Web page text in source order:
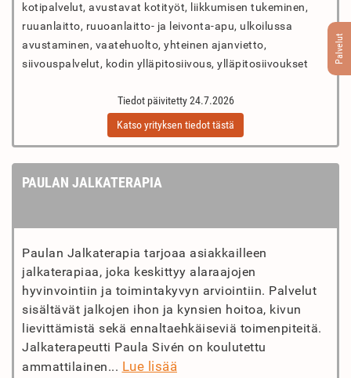
Palvelut
kotipalvelut, avustavat kotityöt, liikkumisen tukeminen,
ruuanlaitto, ruuoanlaitto- ja leivonta-apu, ulkoilussa
avustaminen, vaatehuolto, yhteinen ajanvietto,
siivouspalvelut, kodin ylläpitosiivous, ylläpitosiivoukset
Tiedot päivitetty 24.7.2026
Katso yrityksen tiedot tästä
PAULAN JALKATERAPIA
Paulan Jalkaterapia tarjoaa asiakkailleen
jalkaterapiaa, joka keskittyy alaraajojen
hyvinvointiin ja toimintakyvyn arviointiin. Palvelut
sisältävät jalkojen ihon ja kynsien hoitoa, kivun
lievittämistä sekä ennaltaehkäiseviä toimenpiteitä.
Jalkaterapeutti Paula Sivén on koulutettu
ammattilainen... Lue lisää